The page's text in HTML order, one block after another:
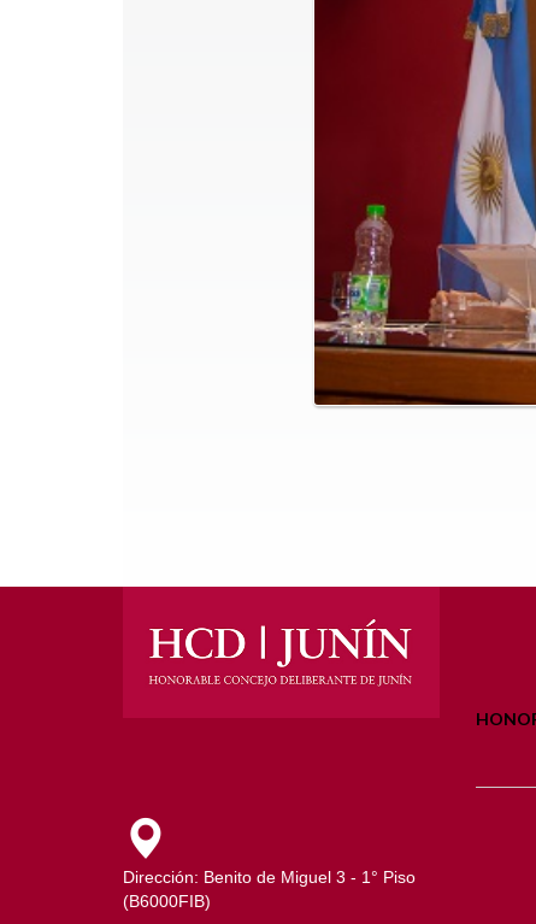
Dirección: Benito de Miguel 3 - 1° Piso
(B6000FIB)